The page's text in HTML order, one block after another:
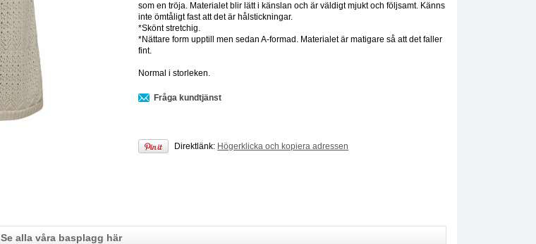
som en tröja. Materialet blir lätt i känslan och är väldigt mjukt och följsamt. Känns
inte ömtåligt fast att det är hålstickningar.
*Skönt stretchig.
*Nättare form upptill men sedan A-formad. Materialet är matigare så att det faller
fint.
Normal i storleken.
Fråga kundtjänst
Direktlänk: Högerklicka och kopiera adressen
Se alla våra basplagg här